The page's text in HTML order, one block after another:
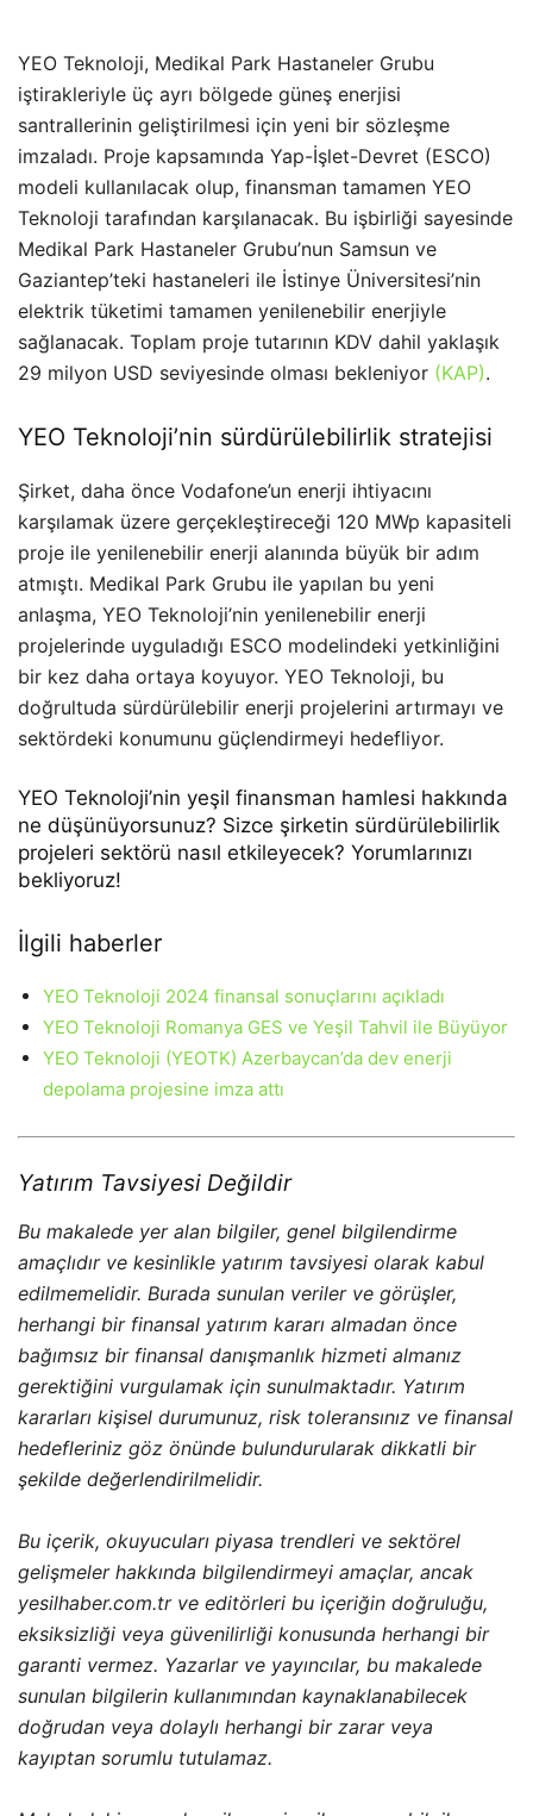
YEO Teknoloji, Medikal Park Hastaneler Grubu
iştirakleriyle üç ayrı bölgede güneş enerjisi
santrallerinin geliştirilmesi için yeni bir sözleşme
imzaladı. Proje kapsamında Yap-İşlet-Devret (ESCO)
modeli kullanılacak olup, finansman tamamen YEO
Teknoloji tarafından karşılanacak. Bu işbirliği sayesinde
Medikal Park Hastaneler Grubu’nun Samsun ve
Gaziantep’teki hastaneleri ile İstinye Üniversitesi’nin
elektrik tüketimi tamamen yenilenebilir enerjiyle
sağlanacak. Toplam proje tutarının KDV dahil yaklaşık
29 milyon USD seviyesinde olması bekleniyor (KAP).
YEO Teknoloji’nin sürdürülebilirlik stratejisi
Şirket, daha önce Vodafone’un enerji ihtiyacını
karşılamak üzere gerçekleştireceği 120 MWp kapasiteli
proje ile yenilenebilir enerji alanında büyük bir adım
atmıştı. Medikal Park Grubu ile yapılan bu yeni
anlaşma, YEO Teknoloji’nin yenilenebilir enerji
projelerinde uyguladığı ESCO modelindeki yetkinliğini
bir kez daha ortaya koyuyor. YEO Teknoloji, bu
doğrultuda sürdürülebilir enerji projelerini artırmayı ve
sektördeki konumunu güçlendirmeyi hedefliyor.
YEO Teknoloji’nin yeşil finansman hamlesi hakkında
ne düşünüyorsunuz? Sizce şirketin sürdürülebilirlik
projeleri sektörü nasıl etkileyecek? Yorumlarınızı
bekliyoruz!
İlgili haberler
YEO Teknoloji 2024 finansal sonuçlarını açıkladı
YEO Teknoloji Romanya GES ve Yeşil Tahvil ile Büyüyor
YEO Teknoloji (YEOTK) Azerbaycan’da dev enerji
depolama projesine imza attı
Yatırım Tavsiyesi Değildir
Bu makalede yer alan bilgiler, genel bilgilendirme
amaçlıdır ve kesinlikle yatırım tavsiyesi olarak kabul
edilmemelidir. Burada sunulan veriler ve görüşler,
herhangi bir finansal yatırım kararı almadan önce
bağımsız bir finansal danışmanlık hizmeti almanız
gerektiğini vurgulamak için sunulmaktadır. Yatırım
kararları kişisel durumunuz, risk toleransınız ve finansal
hedefleriniz göz önünde bulundurularak dikkatli bir
şekilde değerlendirilmelidir.
Bu içerik, okuyucuları piyasa trendleri ve sektörel
gelişmeler hakkında bilgilendirmeyi amaçlar, ancak
yesilhaber.com.tr ve editörleri bu içeriğin doğruluğu,
eksiksizliği veya güvenilirliği konusunda herhangi bir
garanti vermez. Yazarlar ve yayıncılar, bu makalede
sunulan bilgilerin kullanımından kaynaklanabilecek
doğrudan veya dolaylı herhangi bir zarar veya
kayıptan sorumlu tutulamaz.